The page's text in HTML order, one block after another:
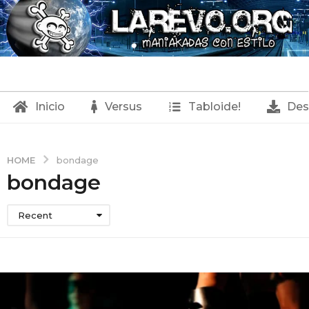
Inicio Versus Tabloide!
HOME bondage
bondage
Recent